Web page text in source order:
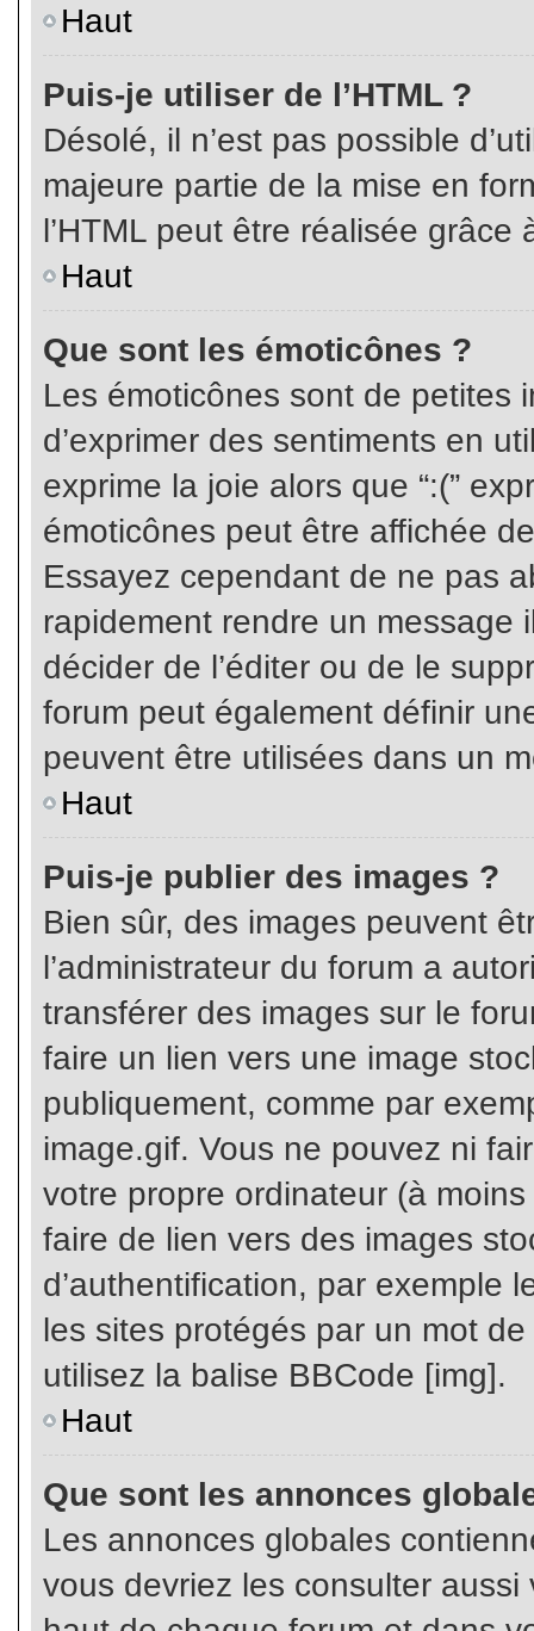
Haut
Puis-je utiliser de l’HTML ?
Désolé, il n’est pas possible
majeure partie de la mise en
l’HTML peut être réalisée grâce
Haut
Que sont les émoticônes ?
Les émoticônes sont de petites
d’exprimer des sentiments en
exprime la joie alors que “:(”
émoticônes peut être affichée
Essayez cependant de ne pas
rapidement rendre un message
décider de l’éditer ou de le
forum peut également définir
peuvent être utilisées dans un
Haut
Puis-je publier des images ?
Bien sûr, des images peuvent
l’administrateur du forum a
transférer des images sur le
faire un lien vers une image
publiquement, comme par
image.gif. Vous ne pouvez ni
votre propre ordinateur (à
faire de lien vers des images
d’authentification, par exemple
les sites protégés par un mot
utilisez la balise BBCode [img].
Haut
Que sont les annonces
Les annonces globales
vous devriez les consulter